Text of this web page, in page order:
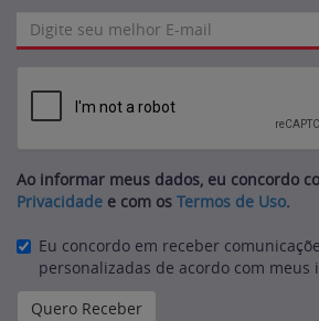
Ao informar meus dados, eu concordo
Privacidade e com os Termos de Uso.
Eu concordo em receber
personalizadas de acordo com meus